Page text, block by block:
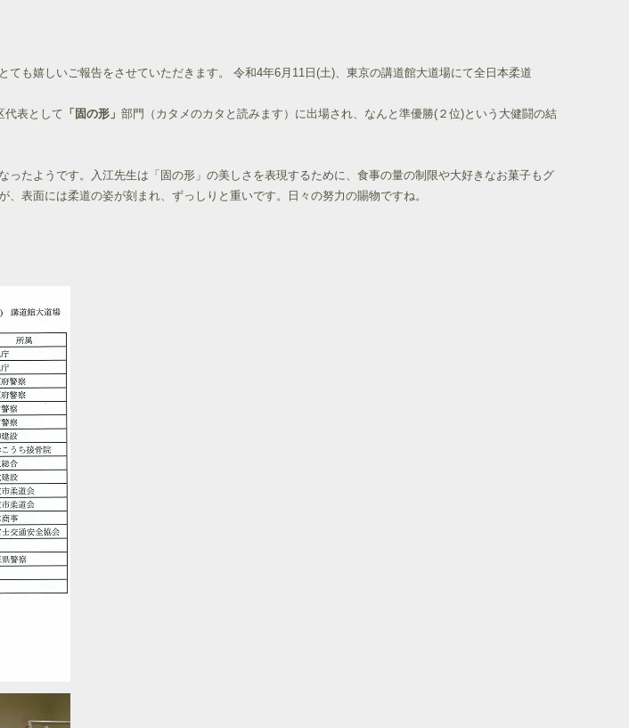
も嬉しいご報告をさせていただきます。 令和4年6月11日(土)、東京の講道館大道場にて全日本柔道
代表として 「固の形」 部門（カタメのカタと読みます）に出場され、なんと準優勝(２位)という大健闘の結
たようです。入江先生は「固の形」の美しさを表現するために、食事の量の制限や大好きなお菓子もグ
表面には柔道の姿が刻まれ、ずっしりと重いです。日々の努力の賜物ですね。